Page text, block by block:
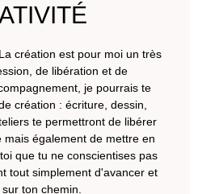
création est pour moi un très
de libération et de
je pourrais te
création : écriture, dessin,
te permettront de libérer
également de mettre en
que tu ne conscientises pas
tout simplement d'avancer et
ton chemin.